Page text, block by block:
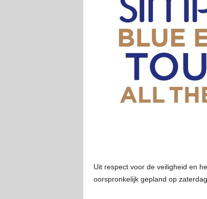
Uit respect voor de veiligheid en
oorspronkelijk gepland op